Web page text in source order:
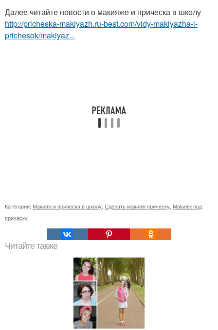
Далее читайте новости о макияже и прическа в школу
http://pricheska-makiyazh.ru-best.com/vidy-makiyazha-i-
prichesok/makiyaz...
Категории: Макияж и прическа в школу, Сделать макияж прическу, Макияж под
прическу
Читайте также